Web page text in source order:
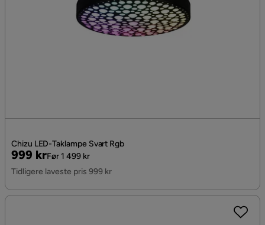
Chizu LED-Taklampe Svart Rgb
Pris
999 kr
Original
Pris
Før 1 499 kr
Tidligere laveste pris 999 kr